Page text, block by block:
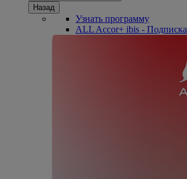
Назад
Узнать программу
ALL Accor+ ibis - Подписка